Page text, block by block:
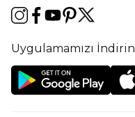
Uygulamamızı İndirin